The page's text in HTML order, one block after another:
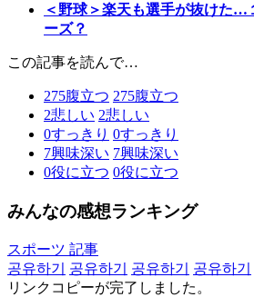
＜野球＞楽天も選手が抜けた…
ーズ？
この記事を読んで…
275腹立つ 275腹立つ
2悲しい 2悲しい
0すっきり 0すっきり
7興味深い 7興味深い
0役に立つ 0役に立つ
みんなの感想ランキング
スポーツ 記事
공유하기
공유하기 공유하기 공유하기
リンクコピーが完了しました。